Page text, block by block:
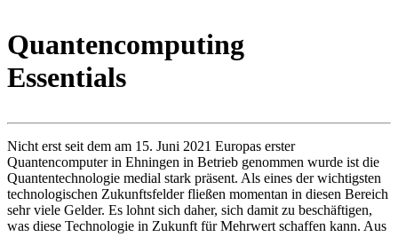
Quantencomputing
Essentials
Nicht erst seit dem am 15. Juni 2021 Europas erster
Quantencomputer in Ehningen in Betrieb genommen wurde ist die
Quantentechnologie medial stark präsent. Als eines der wichtigsten
technologischen Zukunftsfelder fließen momentan in diesen Bereich
sehr viele Gelder. Es lohnt sich daher, sich damit zu beschäftigen,
was diese Technologie in Zukunft für Mehrwert schaffen kann. Aus